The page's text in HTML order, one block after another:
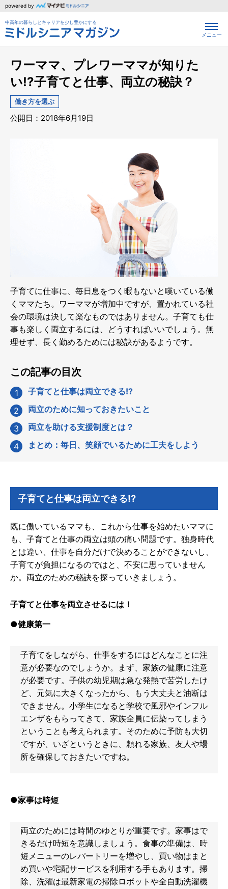
powered by
中高年の暮らしとキャリアを少し豊かにする
メニュー
ワーママ、プレワーママが知りた
い!?子育てと仕事、両立の秘訣？
働き方を選ぶ
公開日：2018年6月19日
子育てに仕事に、毎日息をつく暇もないと嘆いている働
くママたち。ワーママが増加中ですが、置かれている社
会の環境は決して楽なものではありません。子育ても仕
事も楽しく両立するには、どうすればいいでしょう。無
理せず、長く勤めるためには秘訣があるようです。
この記事の目次
子育てと仕事は両立できる!?
両立のために知っておきたいこと
両立を助ける支援制度とは？
まとめ：毎日、笑顔でいるために工夫をしよう
子育てと仕事は両立できる!?
既に働いているママも、これから仕事を始めたいママに
も、子育てと仕事の両立は頭の痛い問題です。独身時代
とは違い、仕事を自分だけで決めることができないし、
子育てが負担になるのではと、不安に思っていません
か。両立のための秘訣を探っていきましょう。
子育てと仕事を両立させるには！
●健康第一
子育てをしながら、仕事をするにはどんなことに注
意が必要なのでしょうか。まず、家族の健康に注意
が必要です。子供の幼児期は急な発熱で苦労したけ
ど、元気に大きくなったから、もう大丈夫と油断は
できません。小学生になると学校で風邪やインフル
エンザをもらってきて、家族全員に伝染ってしまう
ということも考えられます。そのために予防も大切
ですが、いざというときに、頼れる家族、友人や場
所を確保しておきたいですね。
●家事は時短
両立のためには時間のゆとりが重要です。家事はで
きるだけ時短を意識しましょう。食事の準備は、時
短メニューのレパートリーを増やし、買い物はまと
め買いや宅配サービスを利用する手もあります。掃
除、洗濯は最新家電の掃除ロボットや全自動洗濯機